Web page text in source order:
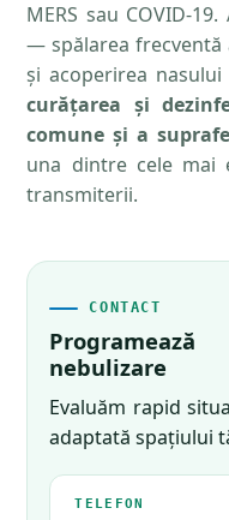
MERS sau COVID-
— spălarea frecventă
și acoperirea
curățarea și
comune și a
una dintre cele mai
transmiterii.
CONTACT
nebulizare
Evaluăm rapid
adaptată spațiului
TELEFON